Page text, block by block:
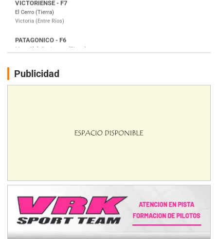
Moto Club Reginense (Tierra)
Gral. E. Godoy (Río Negro)
Juventud Unida (Tierra)
NORESTE SANTAFESINO - F6
Ciudad de Avellaneda (Asfalto)
Avellaneda (Santa Fe)
COBERTURA ESPECIAL DE E-KART.COM.AR
IAME SERIES ARGENTINA 6
Ramiro Tot (Asfalto)
Baradero (Buenos Aires)
Publicidad